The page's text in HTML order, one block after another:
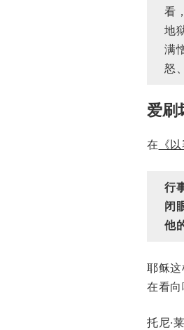
看
地
满
怒
爱刷
在 《
行
闭
他
耶稣
在看
托尼·